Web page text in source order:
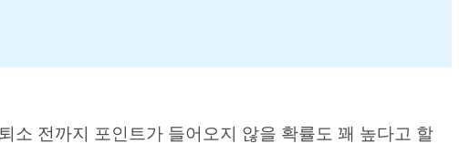
소 전까지 포인트가 들어오지 않을 확률도 꽤 높다고 할